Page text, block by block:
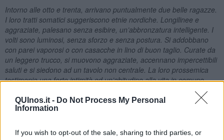
QUInos.it - Do Not Process My Personal
Information
If you wish to opt-out of the sale, sharing to third parties, or
Intorno alle otto e trenta, arrivano puntualmente due belle ragazze.
I loro tratti somatici suggeriscono etnie nordiche. Longilinee e
aggraziate, palesano senza esibire, un’abbronzatura intelligente. I
volti sono luminosi, senza sforzo e senza postura. Si addobbano
con parei vaporosi o con casacche in lino di buon taglio. Curate da
un leggero trucco, si muovono aggraziate, accennano impercettibili
saluti e si siedono ad un tavolo non centrale. La loro prossemica
testimonia una forte intimità ed un’abitudine alla vita in comune.
Una delle due appare come la femmina alfa, l’altra rimane un
passo indietro negli spostamenti. Il dialogo invece sembra
paritetico. Non hanno la spocchia delle belle donne facoltose, non
comune si misura in miglia.